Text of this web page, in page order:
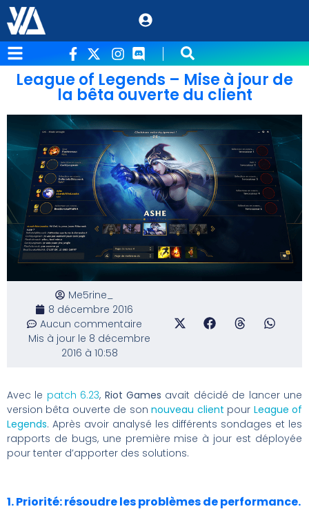
League of Legends – Mise à jour de
la bêta ouverte du client
Me5rine_
8 décembre 2016
Aucun commentaire
Mis à jour le 8 décembre
2016 à 10:58
Avec le patch 6.23, Riot Games avait décidé de lancer une
version bêta ouverte de sonnouveau client pour League of
Legends. Après avoir analysé les différents sondages et les
rapports de bugs, une première mise à jour est déployée
pour tenter d’apporter des solutions.
1. Priorité: résoudre les problèmes de performance.